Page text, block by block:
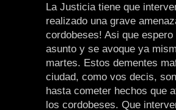
La Justicia tiene que
realizado una grave
cordobeses! Asi que
asunto y se avoque ya
martes. Estos dementes
ciudad, como vos decis,
hasta cometer hechos que
los cordobeses. Que